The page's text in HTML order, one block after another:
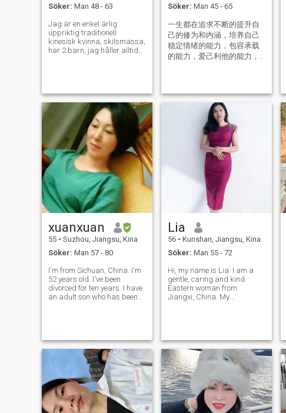
Söker: Man 48 - 63
Jag är en enkel ärlig
uppriktig traditionell
kinesisk kvinna, skilsmässa,
har 2 barn, jag håller alltid
mat, sjunga, gå i naturen.
Jag gillar att tillbringa tid
med familjen, jag ser fram
emot ett enkelt stabilt mysigt
varmt familjeliv med min
rätta man, vi lagar mat
tillsammans vi delar daglig
middag tillsammans, vi går
hand i hand efter middagen,
vi kramar för att njuta av
fullmåne och stjärnor på
natten på gården, det är
enkelt men sött liv, önskar
inte girig för det:
Söker: Man 45 - 65
一生都在追求不断的提升自
己的修为和内涵，培养自己
稳定情绪的能力，包容承载
的能力，爱己利他的能力，
自己独居，还是希望能够找
到一个温暖相伴的人,一旦牵
手，将不再放开! All my life, I
have been in the pursuit of
constantly improving my
cultivation and connotation,
cultivating my ability to
xuanxuan
55 • Suzhou, Jiangsu, Kina
Söker: Man 57 - 80
I'm from Sichuan, China. I'm
52 years old. I've been
divorced for ten years. I have
an adult son who has been
experience. This is the past
for
Lia
56 • Kunshan, Jiangsu, Kina
Söker: Man 55 - 72
Hi, my name is Lia. I am a
gentle, caring and kind
Eastern woman from
Jiangxi, China. My
eating the food I make, I am
happy and satisfied